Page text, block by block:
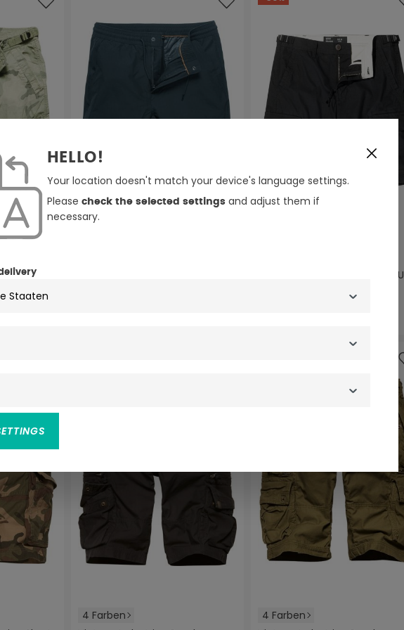
zurzeit nicht verfügbar.)
ist zurzeit nicht verfügbar.)
von 4.9 von 5 Sternen
dunkles khaki
Vintage Industries Master BDU
4 Farben 4 Farben
HELLO!
Your location doesn't match your device's language settings.
Please check the selected settingsand adjust them if
necessary.